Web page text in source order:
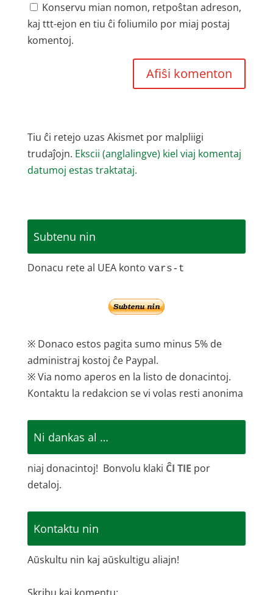
Konservu mian nomon, retpoŝtan adreson,
kaj ttt-ejon en tiu ĉi foliumilo por miaj postaj
komentoj.
Tiu ĉi retejo uzas Akismet por malpliigi
trudaĵojn. Ekscii (anglalingve) kiel viaj komentaj
datumoj estas traktataj.
Subtenu nin
Donacu rete al UEA konto vars-t
※ Donaco estos pagita sumo minus 5% de
administraj kostoj ĉe Paypal.
※ Via nomo aperos en la listo de donacintoj.
Kontaktu la redakcion se vi volas resti anonima
Ni dankas al …
niaj donacintoj! Bonvolu klaki ĈI TIE por
detaloj.
Kontaktu nin
Aŭskultu nin kaj aŭskultigu aliajn!